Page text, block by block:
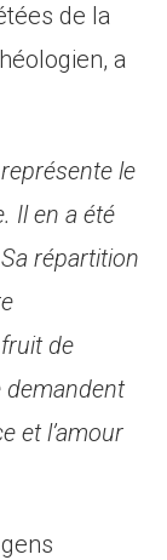
de la
a
le
Il en a été
répartition
de
demandent
et l’amour